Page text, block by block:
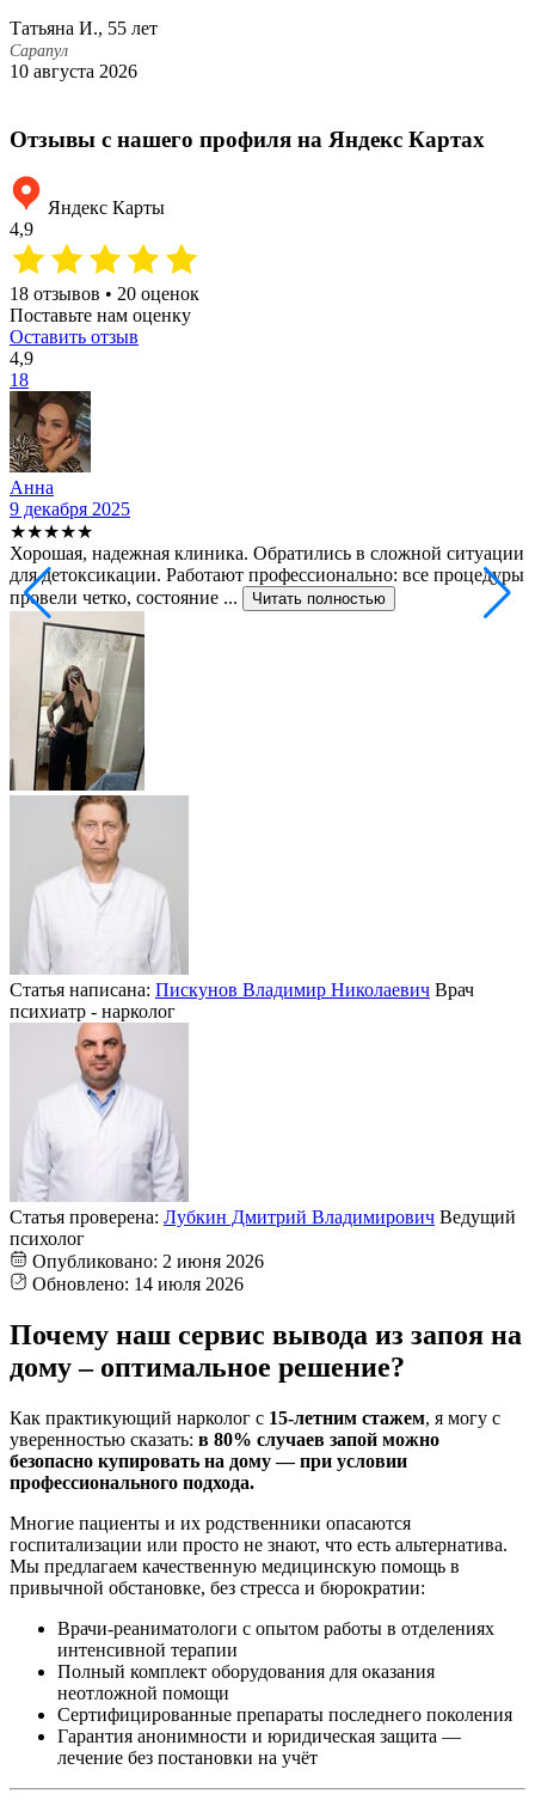
Татьяна И., 55 лет
Сарапул
10 августа 2026
Отзывы с нашего профиля на Яндекс Картах
Яндекс Карты
4,9
18 отзывов • 20 оценок
Поставьте нам оценку
Оставить отзыв
4,9
18
Анна
9 декабря 2025
★★★★★
Хорошая, надежная клиника. Обратились в сложной ситуации
для детоксикации. Работают профессионально: все процедуры
провели четко, состояние ...
Читать полностью
Статья написана: Пискунов Владимир Николаевич Врач
психиатр - нарколог
Статья проверена: Лубкин Дмитрий Владимирович Ведущий
психолог
Опубликовано: 2 июня 2026
Обновлено: 14 июля 2026
Почему наш сервис вывода из запоя на
дому – оптимальное решение?
Как практикующий нарколог с 15-летним стажем, я могу с
уверенностью сказать: в 80% случаев запой можно
безопасно купировать на дому — при условии
профессионального подхода.
Многие пациенты и их родственники опасаются
госпитализации или просто не знают, что есть альтернатива.
Мы предлагаем качественную медицинскую помощь в
привычной обстановке, без стресса и бюрократии:
Врачи-реаниматологи с опытом работы в отделениях
интенсивной терапии
Полный комплект оборудования для оказания
неотложной помощи
Сертифицированные препараты последнего поколения
Гарантия анонимности и юридическая защита —
лечение без постановки на учёт